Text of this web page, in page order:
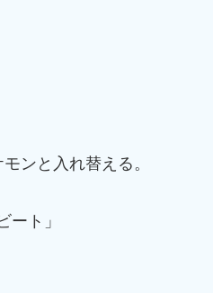
ンと入れ替える。
ト」